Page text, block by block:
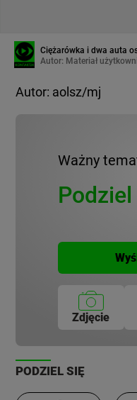
Ciężarówka i dwa auta
Autor: Materiał
Autor: aolsz/mj
Ważny
Zdjęcie
PODZIEL SIĘ